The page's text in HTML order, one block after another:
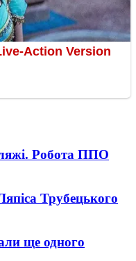
Робота ППО
Трубецького
ще одного